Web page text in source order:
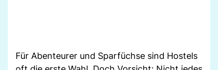
Für Abenteurer und Sparfüchse sind Hostels